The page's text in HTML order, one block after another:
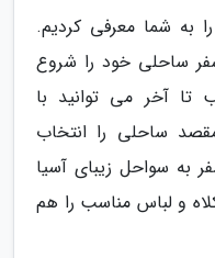
به شما معرفی کردیم.
ساحلی خود را شروع
تا آخر می توانید با
ساحلی را انتخاب
به سواحل زیبای آسیا
و لباس مناسب را هم